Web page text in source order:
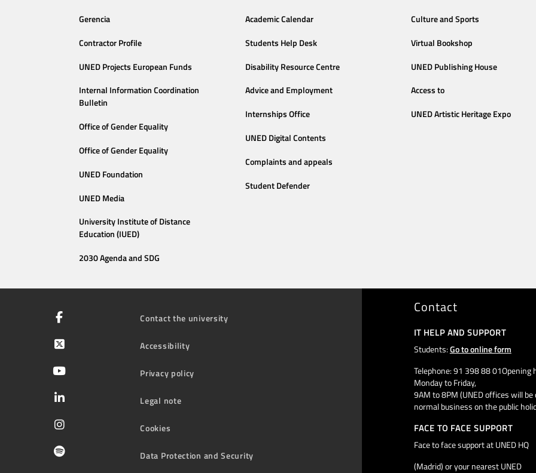
Gerencia
Contractor Profile
UNED Projects European Funds
Internal Information Coordination
Bulletin
Office of Gender Equality
Office of Gender Equality
UNED Foundation
UNED Media
University Institute of Distance
Education (IUED)
2030 Agenda and SDG
Academic Calendar
Students Help Desk
Disability Resource Centre
Advice and Employment
Internships Office
UNED Digital Contents
Complaints and appeals
Student Defender
Culture and Sports
Virtual Bookshop
UNED Publishing House
Access to
UNED Artistic Heritage Expo
Contact the university
Accessibility
Privacy policy
Legal note
Cookies
Data Protection and Security
Contact
IT HELP AND SUPPORT
Students:Go to online form
Telephone: 91 398 88 01Opening
Monday to Friday,
9AM to 8PM (UNED offices will be
normal business on the public
FACE TO FACE SUPPORT
Face to face support at UNED HQ
(Madrid) or your nearest UNED